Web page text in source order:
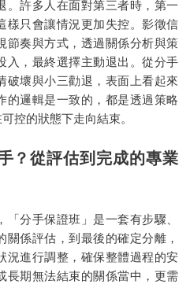
。許多人在面對第三者時，第一
樣只會讓情況更加失控。影徵信
節奏與方式，透過關係分析與策
入，最終選擇主動退出。從分手
破壞與小三勸退，表面上看起來
的邏輯是一致的，都是透過策略
控的狀態下走向結束。
？從評估到完成的專業
分手保證班」是一套有步驟、
係評估，到最後的確定分離，
況進行調整，確保整體過程的安
長期無法結束的關係當中，更需